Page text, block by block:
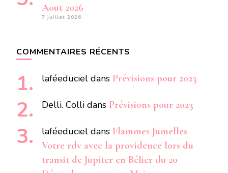
Aout 2026
7 juillet 2026
COMMENTAIRES RÉCENTS
laféeduciel dans Prévisions pour 2023
Delli. Colli dans Prévisions pour 2023
laféeduciel dans Flammes Jumelles
Votre rdv avec la providence lors du
transit de Jupiter en Bélier du 20